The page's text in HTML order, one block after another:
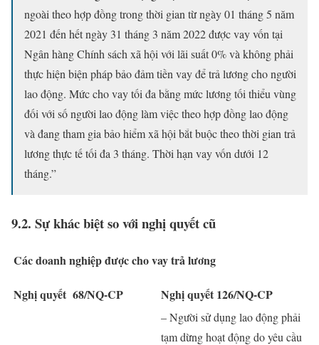
ngoài theo hợp đồng trong thời gian từ ngày 01 tháng 5 năm
2021 đến hết ngày 31 tháng 3 năm 2022 được vay vốn tại
Ngân hàng Chính sách xã hội với lãi suất 0% và không phải
thực hiện biện pháp bảo đảm tiền vay để trả lương cho người
lao động. Mức cho vay tối đa bằng mức lương tối thiểu vùng
đối với số người lao động làm việc theo hợp đồng lao động
và đang tham gia bảo hiểm xã hội bắt buộc theo thời gian trả
lương thực tế tối đa 3 tháng. Thời hạn vay vốn dưới 12
tháng.”
9.2. Sự khác biệt so với nghị quyết cũ
Các doanh nghiệp được cho vay trả lương
Nghị quyết 68/NQ-CP Nghị quyết 126/NQ-CP
– Người sử dụng lao động phải
tạm dừng hoạt động do yêu cầu